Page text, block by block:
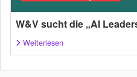
W&V sucht die „AI
Weiterlesen